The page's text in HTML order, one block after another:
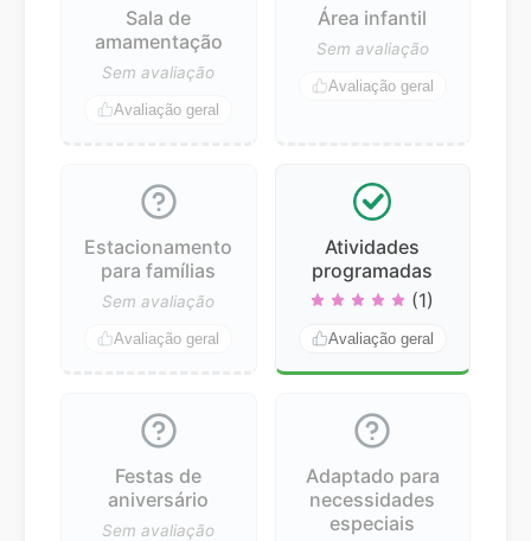
Sala de
amamentação
Sem avaliação
Avaliação geral
Área infantil
Sem avaliação
Avaliação geral
Estacionamento
para famílias
Sem avaliação
Avaliação geral
Atividades
programadas
(1)
Avaliação geral
Festas de
aniversário
Sem avaliação
Adaptado para
necessidades
especiais